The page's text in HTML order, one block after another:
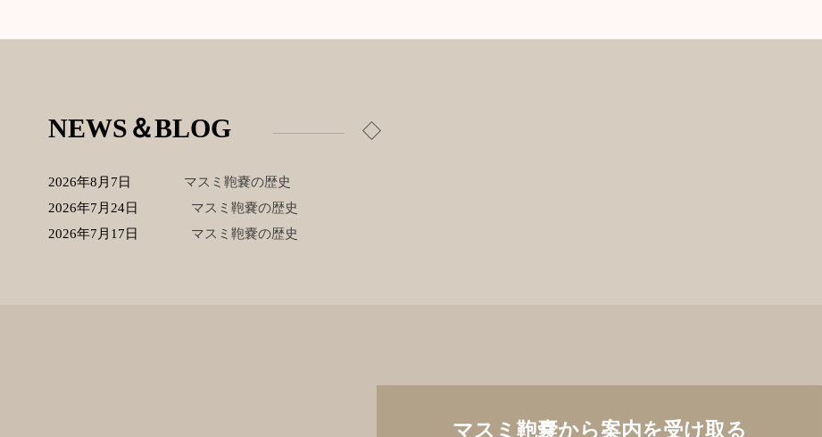
NEWS＆BLOG
2026年8月7日
マスミ鞄嚢の歴史
2026年7月24日
マスミ鞄嚢の歴史
2026年7月17日
マスミ鞄嚢の歴史
マスミ鞄嚢から案内を受け取る